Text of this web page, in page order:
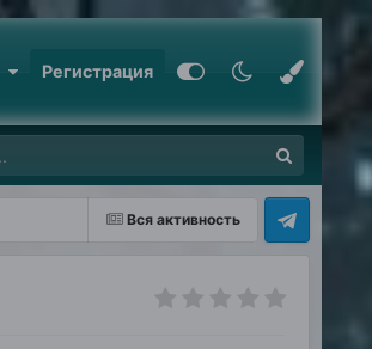
Регистрация
Вся активность